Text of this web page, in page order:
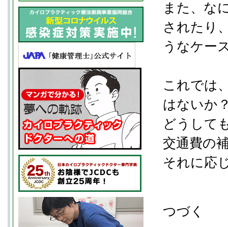
また、な
されたり
うなケー
これでは
はないか
どうして
交通費の
それに応
つづく